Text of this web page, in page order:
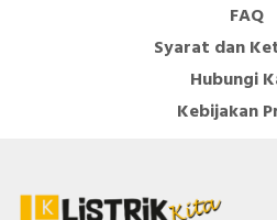
FAQ
Syarat dan
Hubungi
Kebijakan